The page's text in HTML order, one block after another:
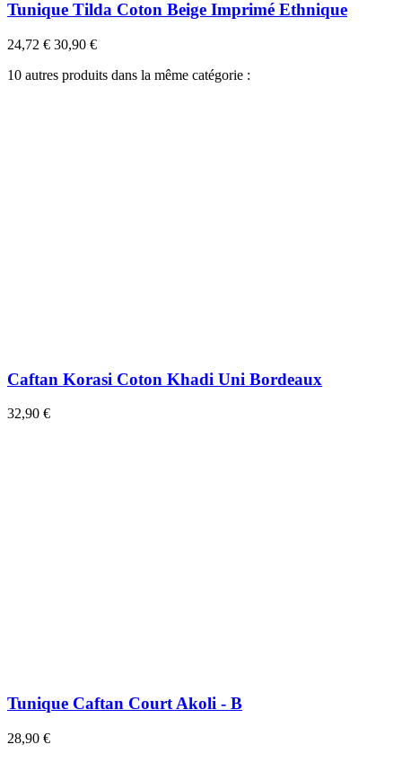
Tunique Tilda Coton Beige Imprimé Ethnique
24,72 € 30,90 €
10 autres produits dans la même catégorie :
Caftan Korasi Coton Khadi Uni Bordeaux
32,90 €
Tunique Caftan Court Akoli - B
28,90 €